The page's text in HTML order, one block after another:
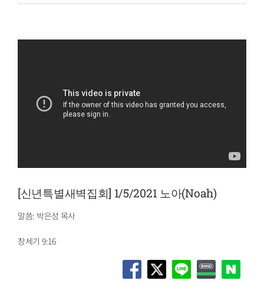
[신년특별새벽집회] 1/5/2021 노아(Noah)
말씀: 박은성 목사
창세기 9:16